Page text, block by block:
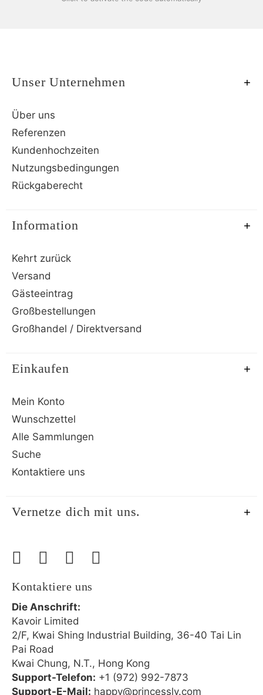
Unser Unternehmen
Über uns
Referenzen
Kundenhochzeiten
Nutzungsbedingungen
Rückgaberecht
Information
Kehrt zurück
Versand
Gästeeintrag
Großbestellungen
Großhandel / Direktversand
Einkaufen
Mein Konto
Wunschzettel
Alle Sammlungen
Suche
Kontaktiere uns
Vernetze dich mit uns.
Kontaktiere uns
Die Anschrift:
Kavoir Limited
2/F, Kwai Shing Industrial Building, 36-40 Tai Lin
Pai Road
Kwai Chung, N.T., Hong Kong
Support-Telefon: +1 (972) 992-7873
Support-E-Mail: happy@princessly.com